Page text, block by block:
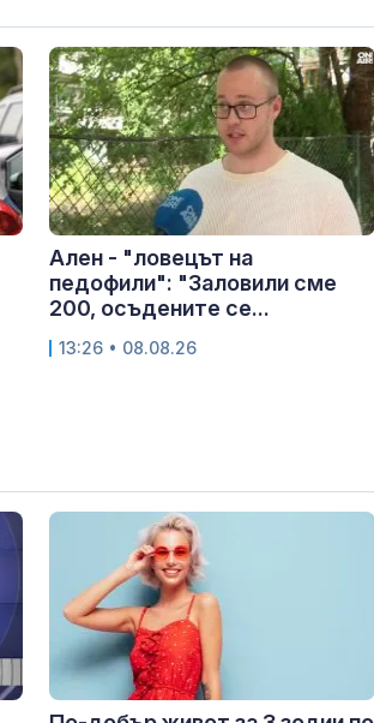
Ален - "ловецът на
педофили": "Заловили сме
200, осъдените се...
13:26 • 08.08.26